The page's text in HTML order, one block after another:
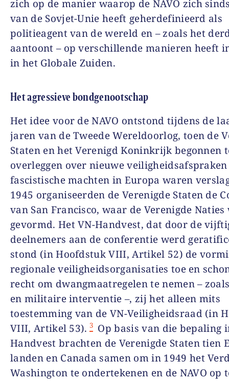
zich op de manier waarop de NAVO zich
van de Sovjet-Unie heeft geherdefinieerd als
politieagent van de wereld en – zoals het
aantoont – op verschillende manieren heeft
in het Globale Zuiden.
Het agressieve bondgenootschap
Het idee voor de NAVO ontstond tijdens de
jaren van de Tweede Wereldoorlog, toen de
Staten en het Verenigd Koninkrijk begonnen
overleggen over nieuwe
fascistische machten in Europa waren
1945 organiseerden de Verenigde Staten de
van San Francisco, waar de Verenigde
gevormd. Het VN-Handvest, dat door de
deelnemers aan de conferentie werd
stond (in Hoofdstuk VIII, Artikel 52) de
regionale veiligheidsorganisaties toe en
recht om dwangmaatregelen te nemen –
en militaire interventie –, zij het alleen mits
toestemming van de VN-Veiligheidsraad (in
VIII, Artikel 53). 3 Op basis van die bepaling
Handvest brachten de Verenigde Staten tien
landen en Canada samen om in 1949 het
Washington te ondertekenen en de NAVO op